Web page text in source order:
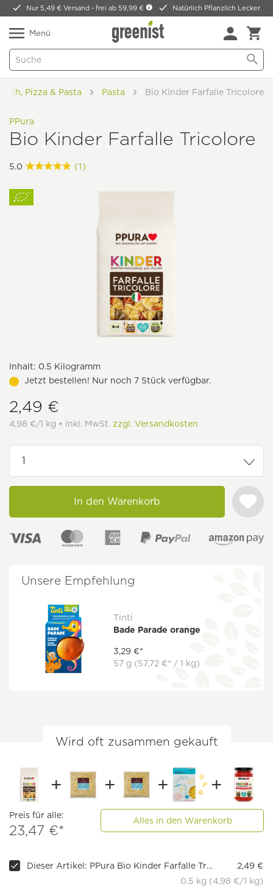
Nur 5,49 € Versand -frei ab 59,99 € Natürlich Pflanzlich Lecker
Menü
Pizza & Pasta Pasta Bio Kinder Farfalle Tricolore
PPura
Bio Kinder Farfalle Tricolore
5.0 (1)
Inhalt: 0.5 Kilogramm
Jetzt bestellen! Nur noch 7 Stück verfügbar.
2,49 €
4,98 €/1 kg • inkl. MwSt. zzgl. Versandkosten
In den Warenkorb
Unsere Empfehlung
Tinti
Bade Parade orange
3,29 €*
57 g (57,72 €* / 1 kg)
Wird oft zusammen gekauft
Preis für alle:
23,47 €*
Alles in den Warenkorb
Dieser Artikel: PPura Bio Kinder Farfalle Tricolore
2,49 €
0.5 kg (4,98 €/1 kg)